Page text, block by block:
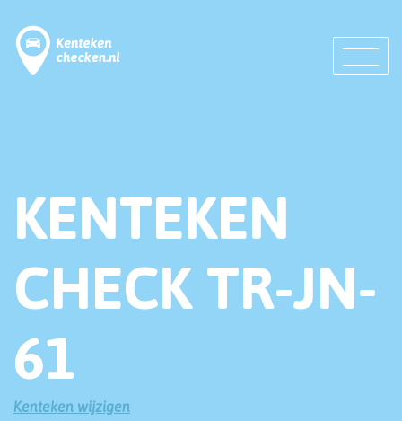
KENTEKEN
CHECK TR-JN-
61
Kenteken wijzigen